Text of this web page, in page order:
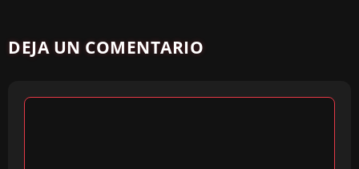
DEJA UN COMENTARIO